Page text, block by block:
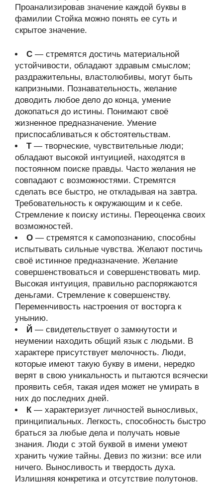
Проанализировав значение каждой буквы в
фамилии Стойка можно понять ее суть и
скрытое значение.
С — стремятся достичь материальной
устойчивости, обладают здравым смыслом;
раздражительны, властолюбивы, могут быть
капризными. Познавательность, желание
доводить любое дело до конца, умение
докопаться до истины. Понимают своё
жизненное предназначение. Умение
приспосабливаться к обстоятельствам.
Т— творческие, чувствительные люди;
обладают высокой интуицией, находятся в
постоянном поиске правды. Часто желания не
совпадают с возможностями. Стремятся
сделать все быстро, не откладывая на завтра.
Требовательность к окружающим и к себе.
Стремление к поиску истины. Переоценка своих
возможностей.
О — стремятся к самопознанию, способны
испытывать сильные чувства. Желают постичь
своё истинное предназначение. Желание
совершенствоваться и совершенствовать мир.
Высокая интуиция, правильно распоряжаются
деньгами. Стремление к совершенству.
Переменчивость настроения от восторга к
унынию.
Й — свидетельствует о замкнутости и
неумении находить общий язык с людьми. В
характере присутствует мелочность. Люди,
которые имеют такую букву в имени, нередко
верят в свою уникальность и пытаются всячески
проявить себя, такая идея может не умирать в
них до последних дней.
К— характеризует личностей выносливых,
принципиальных. Легкость, способность быстро
браться за любые дела и получать новые
знания. Люди с этой буквой в имени умеют
хранить чужие тайны. Девиз по жизни: все или
ничего. Выносливость и твердость духа.
Излишняя конкретика и отсутствие полутонов.